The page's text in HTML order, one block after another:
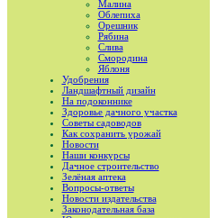
Малина
Облепиха
Орешник
Рябина
Слива
Смородина
Яблоня
Удобрения
Ландшафтный дизайн
На подоконнике
Здоровье дачного участка
Советы садоводов
Как сохранить урожай
Новости
Наши конкурсы
Дачное строительство
Зелёная аптека
Вопросы-ответы
Новости издательства
Законодательная база